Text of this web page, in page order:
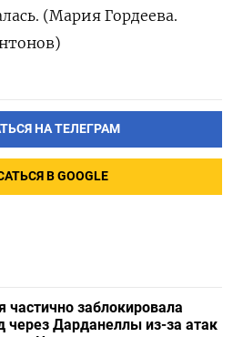
(Мария Гордеева.
НА ТЕЛЕГРАМ
В GOOGLE
частично заблокировала
через Дарданеллы из-за атак